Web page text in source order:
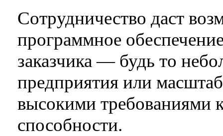
Сотрудничество даст
программное
заказчика — будь то
предприятия или
высокими требованиями
способности.